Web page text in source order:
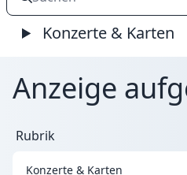
Konzerte & Karten
Anzeige
Rubrik